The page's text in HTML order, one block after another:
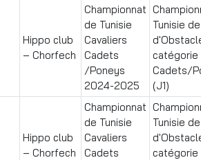
Hippo club
– Chorfech
Championnat
de Tunisie
Cavaliers
Cadets
/Poneys
2024-2025
Tunisie
catégorie
Cadets/
(J1)
Hippo club
– Chorfech
Championnat
de Tunisie
Cavaliers
Cadets
Tunisie
catégorie